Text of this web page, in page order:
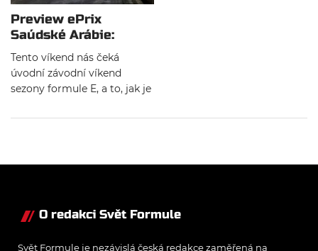
ukázalo, že se s ním musí
letos počítat, když se Dan
Ticktum probojoval až do
semifinále, ve kterém
prohrál s Hughesem. Ovšem
ze závodu odešli nakonec s
předvedl z devátého místa
Preview ePrix
Saúdské Arábie:
Úvodní noční double-
header na Blízkém
východě
Tento víkend nás čeká
úvodní závodní víkend
sezony formule E, a to, jak je
Letos budou debutovat
barvách Andretti a Dragon
O redakci Svět Formule
Svět Formule je nezávislá česká redakce zaměřená na